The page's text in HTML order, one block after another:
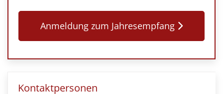
Anmeldung zum Jahresempfang
Kontaktpersonen